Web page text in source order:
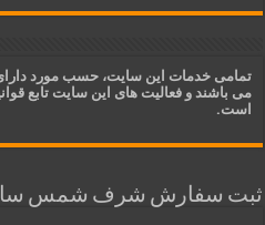
تمامی خدمات این سایت، حسب مورد
می باشند و فعالیت های این سایت تابع
است.
ثبت سفارش شرف شمس سال